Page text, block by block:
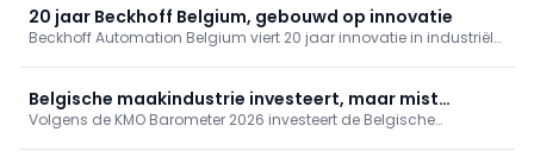
conform NIS2/DORA. Lancering met hands-on sessies op 10 en 24
september 2026.
20 jaar Beckhoff Belgium, gebouwd op innovatie
Beckhoff Automation Belgium viert 20 jaar innovatie in industriële
de industrie blijven vernieuwen.
Belgische maakindustrie investeert, maar mist
realtime zicht op marges
Volgens de KMO Barometer 2026 investeert de Belgische